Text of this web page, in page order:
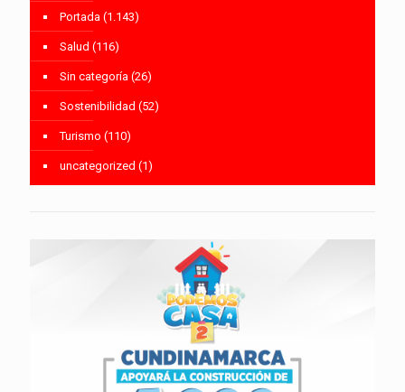
Portada (1.143)
Salud (116)
Sin categoría (26)
Sostenibilidad (52)
Turismo (110)
uncategorized (1)